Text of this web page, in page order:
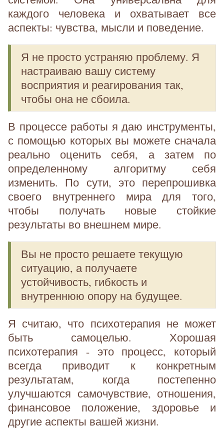
каждого человека и охватывает все
аспекты: чувства, мысли и поведение.
Я не просто устраняю проблему. Я
настраиваю вашу систему
восприятия и реагирования так,
чтобы она не сбоила.
В процессе работы я даю инструменты,
с помощью которых вы можете сначала
реально оценить себя, а затем по
определенному алгоритму себя
изменить. По сути, это перепрошивка
своего внутреннего мира для того,
чтобы получать новые стойкие
результаты во внешнем мире.
Вы не просто решаете текущую
ситуацию, а получаете
устойчивость, гибкость и
внутреннюю опору на будущее.
Я считаю, что психотерапия не может
быть самоцелью. Хорошая
психотерапия - это процесс, который
всегда приводит к конкретным
результатам, когда постепенно
улучшаются самочувствие, отношения,
финансовое положение, здоровье и
другие аспекты вашей жизни.